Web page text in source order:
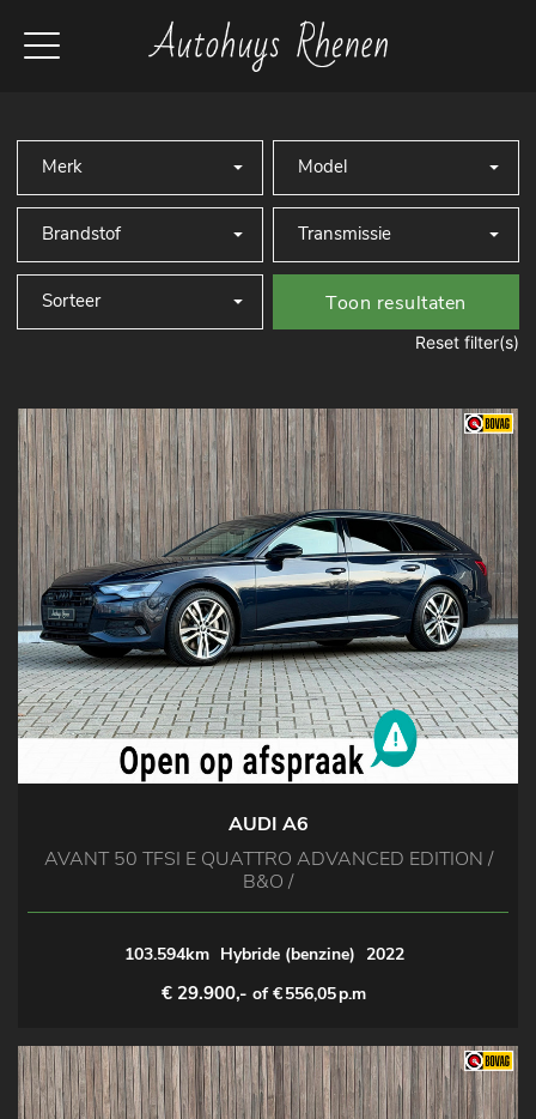
Toon resultaten
Reset filter(s)
AUDI A6
AVANT 50 TFSI E QUATTRO ADVANCED EDITION /
B&O /
103.594km Hybride (benzine) 2022
€ 29.900,- of €556,05p.m